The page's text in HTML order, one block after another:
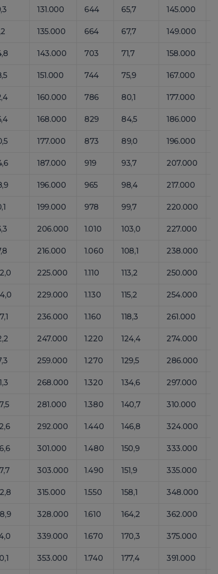
131.000 644 65,7 145.000
135.000 664 67,7 149.000
143.000 703 71,7 158.000
151.000 744 75,9 167.000
160.000 786 80,1 177.000
168.000 829 84,5 186.000
177.000 873 89,0 196.000
187.000 919 93,7 207.000
196.000 965 98,4 217.000
199.000 978 99,7 220.000
206.000 1.010 103,0 227.000
216.000 1.060 108,1 238.000
225.000 1.110 113,2 250.000
229.000 1.130 115,2 254.000
236.000 1.160 118,3 261.000
247.000 1.220 124,4 274.000
259.000 1.270 129,5 286.000
268.000 1.320 134,6 297.000
281.000 1.380 140,7 310.000
292.000 1.440 146,8 324.000
301.000 1.480 150,9 333.000
303.000 1.490 151,9 335.000
315.000 1.550 158,1 348.000
328.000 1.610 164,2 362.000
339.000 1.670 170,3 375.000
353.000 1.740 177,4 391.000